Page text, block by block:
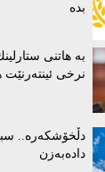
بدە
بە هاتنی
نرخی
دڵخۆشکەرە..
دادەبەزن